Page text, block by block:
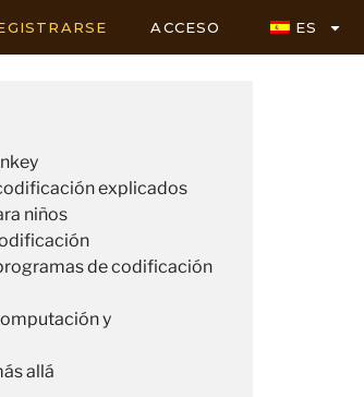
ACCESO ES
explicados
niños
de codificación
y
allá